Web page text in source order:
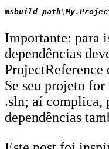
Importante: para
dependências
ProjectReference
Se seu projeto
.sln; aí complica,
dependências